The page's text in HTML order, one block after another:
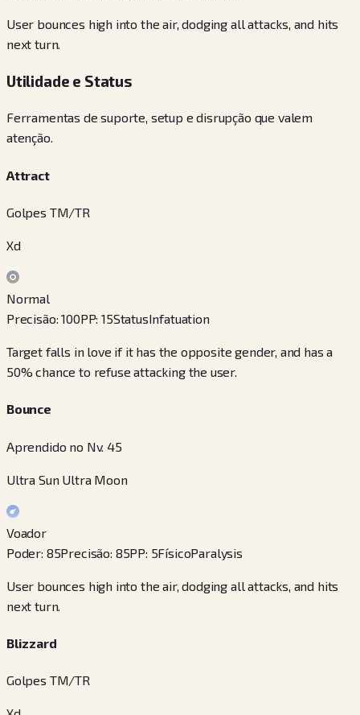
User bounces high into the air, dodging all attacks, and hits
next turn.
Utilidade e Status
Ferramentas de suporte, setup e disrupção que valem
atenção.
Attract
Golpes TM/TR
Xd
Normal
Precisão:100PP:15StatusInfatuation
Target falls in love if it has the opposite gender, and has a
50% chance to refuse attacking the user.
Bounce
Aprendido no Nv. 45
Ultra Sun Ultra Moon
Voador
Poder: 85Precisão: 85PP: 5FísicoParalysis
User bounces high into the air, dodging all attacks, and hits
next turn.
Blizzard
Golpes TM/TR